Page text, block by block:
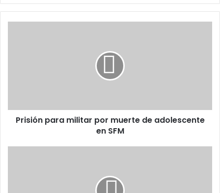
SFM
Prisión para militar por muerte de adolescente
en SFM